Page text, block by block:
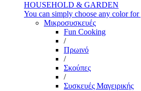
HOUSEHOLD & GARDEN
You can simply choose any color
Μικροσυσκευές
Fun Cooking
/
Πρωινό
/
Σκούπες
/
Συσκευές Μαγειρικής